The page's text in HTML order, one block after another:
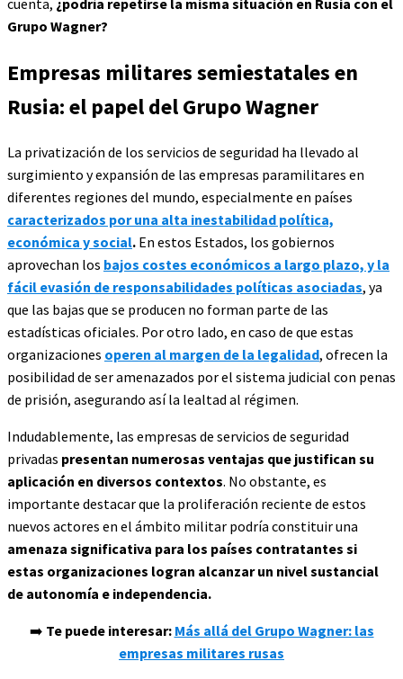
Grupo Wagner?
Empresas militares semiestatales en
Rusia: el papel del Grupo Wagner
La privatización de los servicios de seguridad ha llevado al
surgimiento y expansión de las empresas paramilitares en
diferentes regiones del mundo, especialmente en países
caracterizados por una alta inestabilidad política,
económica y social. En estos Estados, los gobiernos
aprovechan los bajos costes económicos a largo plazo, y la
fácil evasión de responsabilidades políticas asociadas, ya
que las bajas que se producen no forman parte de las
estadísticas oficiales. Por otro lado, en caso de que estas
organizaciones operen al margen de la legalidad, ofrecen la
posibilidad de ser amenazados por el sistema judicial con penas
de prisión, asegurando así la lealtad al régimen.
Indudablemente, las empresas de servicios de seguridad
privadas presentan numerosas ventajas que justifican su
aplicación en diversos contextos. No obstante, es
importante destacar que la proliferación reciente de estos
nuevos actores en el ámbito militar podría constituir una
amenaza significativa para los países contratantes si
estas organizaciones logran alcanzar un nivel sustancial
de autonomía e independencia.
➡️ Te puede interesar: Más allá del Grupo Wagner: las
empresas militares rusas